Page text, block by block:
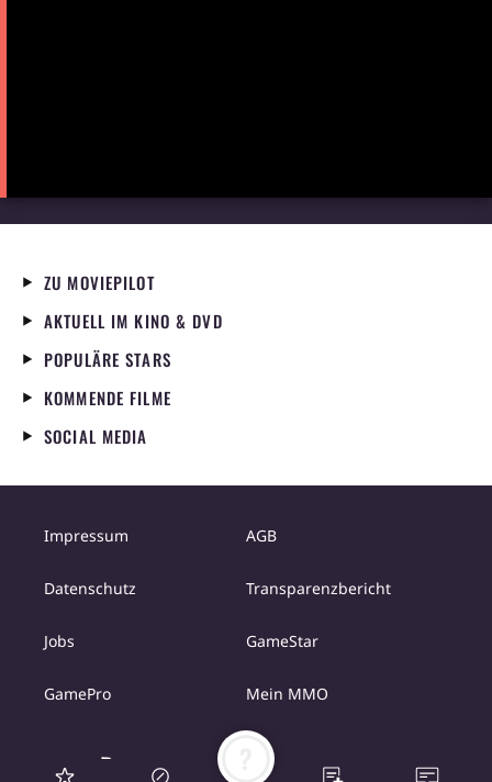
ZU MOVIEPILOT
AKTUELL IM KINO & DVD
POPULÄRE STARS
KOMMENDE FILME
SOCIAL MEDIA
Impressum AGB
Datenschutz Transparenzbericht
Jobs GameStar
GamePro Mein MMO